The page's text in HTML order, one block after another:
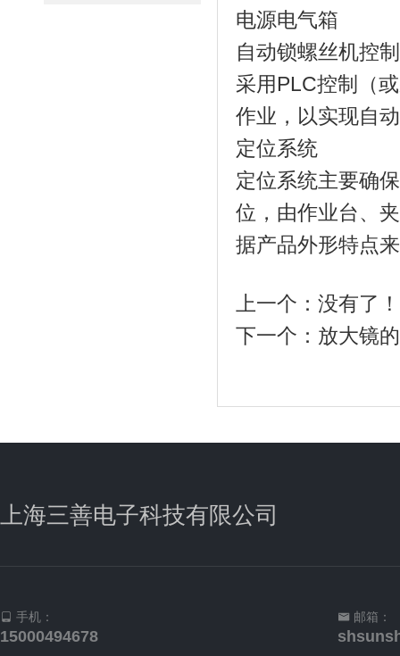
电源电气箱
自动锁螺丝机控
采用PLC控制（
作业，以实现自
定位系统
定位系统主要确
位，由作业台、
据产品外形特点
上一个：没有了！
下一个：放大镜
上海三善电子科技有限公司
手机：
15000494678
邮箱：